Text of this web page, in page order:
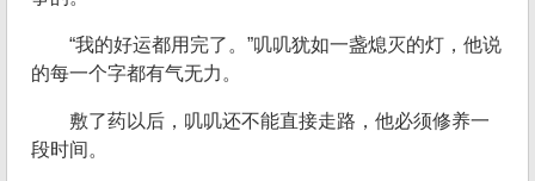
“我的好运都用完了。”叽叽犹如一盏熄灭的灯，他说
的每一个字都有气无力。
敷了药以后，叽叽还不能直接走路，他必须修养一
段时间。